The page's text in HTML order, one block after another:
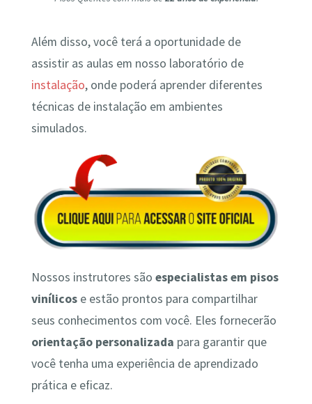
Além disso, você terá a oportunidade de
assistir as aulas em nosso laboratório de
instalação, onde poderá aprender diferentes
técnicas de instalação em ambientes
simulados.
Nossos instrutores são especialistas em pisos
vinílicose estão prontos para compartilhar
seus conhecimentos com você. Eles fornecerão
orientação personalizada para garantir que
você tenha uma experiência de aprendizado
prática e eficaz.